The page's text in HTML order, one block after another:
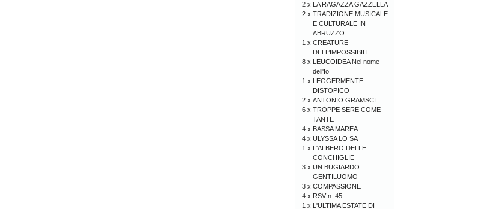
2 x LA RAGAZZA GAZZELLA
2 x TRADIZIONE MUSICALE
E CULTURALE IN
ABRUZZO
1 x CREATURE
DELL’IMPOSSIBILE
8 x LEUCOIDEA Nel nome
dell'Io
1 x LEGGERMENTE
DISTOPICO
2 x ANTONIO GRAMSCI
6 x TROPPE SERE COME
TANTE
4 x BASSA MAREA
4 x ULYSSA LO SA
1 x L'ALBERO DELLE
CONCHIGLIE
3 x UN BUGIARDO
GENTILUOMO
3 x COMPASSIONE
4 x RSV n. 45
1 x L'ULTIMA ESTATE DI